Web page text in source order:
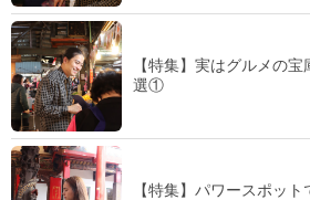
【特集】実はグルメの
選①
【特集】パワースポッ